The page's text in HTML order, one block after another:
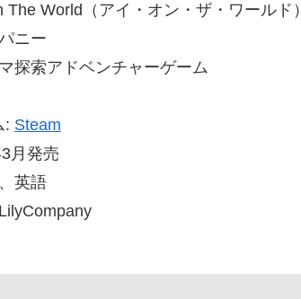
The World（アイ・オン・ザ・ワールド）
ニー
探索アドベンチャーゲーム
: Steam
月発売
英語